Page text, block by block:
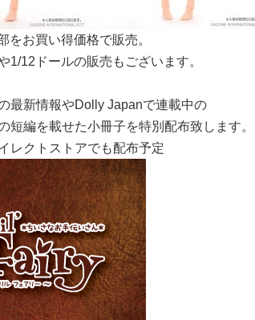
お買い得価格で販売。
1/12ドールの販売もございます。
最新情報やDolly Japanで連載中の
短編を載せた小冊子を特別配布致します。
レクトストアでも配布予定